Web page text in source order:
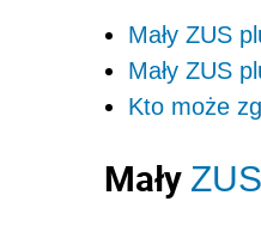
Mały ZUS
Mały ZUS
Kto może
Mały ZUS